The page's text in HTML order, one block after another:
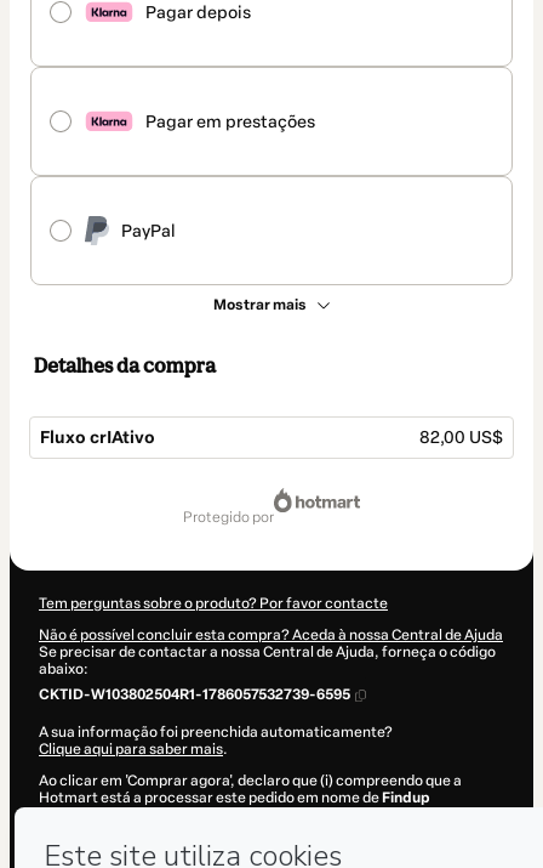
Pagar depois
Pagar em prestações
PayPal
Mostrar mais
Detalhes da compra
Fluxo crIAtivo 82,00 US$
protegido por
Tem perguntas sobre o produto? Por favor contacte
Não é possível concluir esta compra? Aceda à nossa Central de Ajuda
Se precisar de contactar a nossa Central de Ajuda, forneça o código
abaixo:
CKTID-W103802504R1-1786057532739-6595
A sua informação foi preenchida automaticamente?
Clique aqui para saber mais.
Ao clicar em 'Comprar agora', declaro que (i) compreendo que a
Hotmart está a processar este pedido em nome de Findup
Termos de Utilização,Política de Privacidade